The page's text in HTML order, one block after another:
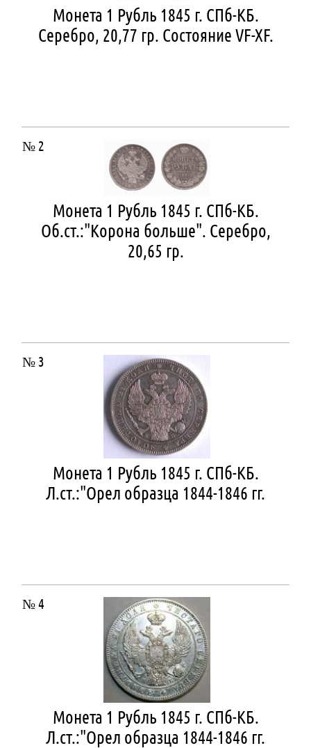
Монета 1 Рубль 1845 г. СПб-КБ.
Серебро, 20,77 гр. Состояние VF-XF.
№ 2
Монета 1 Рубль 1845 г. СПб-КБ.
Об.ст.:"Корона больше". Серебро,
20,65 гр.
№ 3
Монета 1 Рубль 1845 г. СПб-КБ.
Л.ст.:"Орел образца 1844-1846 гг.
№ 4
Монета 1 Рубль 1845 г. СПб-КБ.
Л.ст.:"Орел образца 1844-1846 гг.